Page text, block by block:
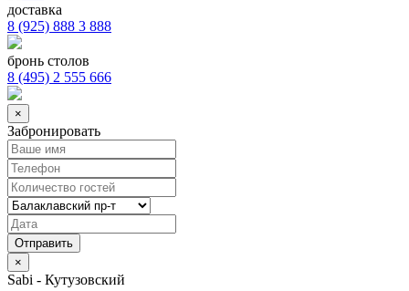
доставка
8 (925) 888 3 888
бронь столов
8 (495) 2 555 666
×
Забронировать
×
Sabi - Кутузовский